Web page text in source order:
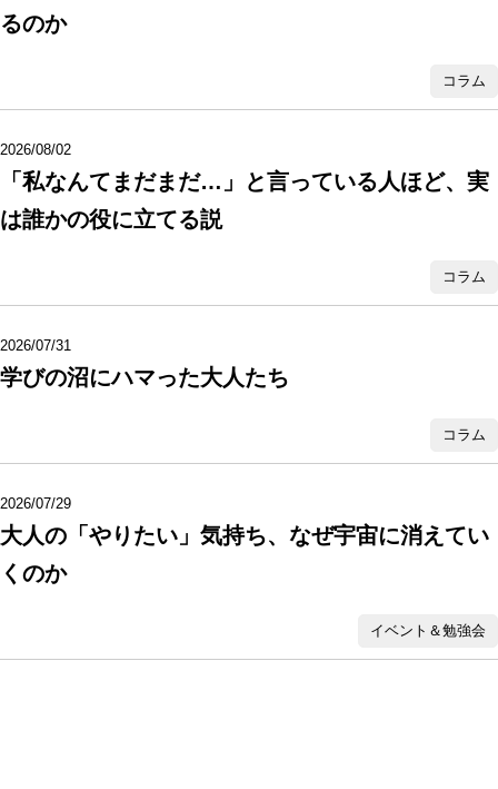
るのか
コラム
2026/08/02
「私なんてまだまだ…」と言っている人ほど、実
は誰かの役に立てる説
コラム
2026/07/31
学びの沼にハマった大人たち
コラム
2026/07/29
大人の「やりたい」気持ち、なぜ宇宙に消えてい
くのか
イベント＆勉強会